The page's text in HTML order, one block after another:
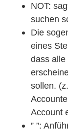
NOT:
suchen
Die
eines
dass alle
sollen.
Account
­” ”: